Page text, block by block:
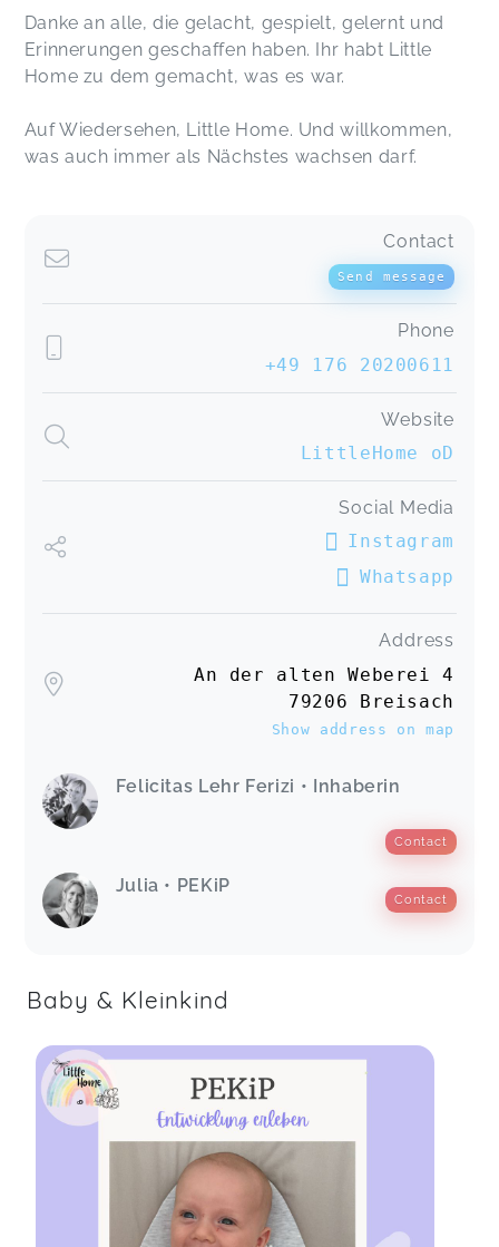
Danke an alle, die gelacht, gespielt, gelernt und
Erinnerungen geschaffen haben. Ihr habt Little
Home zu dem gemacht, was es war.
Auf Wiedersehen, Little Home. Und willkommen,
was auch immer als Nächstes wachsen darf.
Contact
Send message
Phone
+49 176 20200611
Website
LittleHome oD
Social Media
Instagram
Whatsapp
Address
An der alten Weberei 4
79206 Breisach
Show address on map
Felicitas Lehr Ferizi • Inhaberin
Contact
Julia • PEKiP
Contact
Baby & Kleinkind